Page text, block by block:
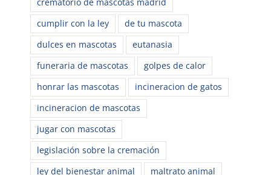
crematorio de mascotas madrid
cumplir con la ley
de tu mascota
dulces en mascotas
eutanasia
funeraria de mascotas
golpes de calor
honrar las mascotas
incineracion de gatos
incineracion de mascotas
jugar con mascotas
legislación sobre la cremación
ley del bienestar animal
maltrato animal